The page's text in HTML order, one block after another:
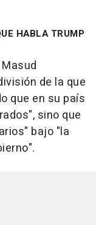
HABLA TRUMP
de la que
que en su país
sino que
bajo "la